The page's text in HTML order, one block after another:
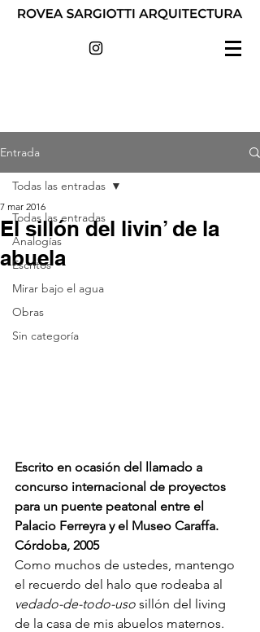
Entrada
Todas las entradas
Analogías
Escritos
Mirar bajo el agua
Obras
Sin categoría
Todas las entradas
El sillón del livin’ de la
abuela
7 mar 2016
Escrito en ocasión del llamado a
concurso internacional de proyectos
para un puente peatonal entre el
Palacio Ferreyra y el Museo Caraffa.
Córdoba, 2005
Como muchos de ustedes, mantengo
el recuerdo del halo que rodeaba al
vedado-de-todo-uso sillón del living
de la casa de mis abuelos maternos.